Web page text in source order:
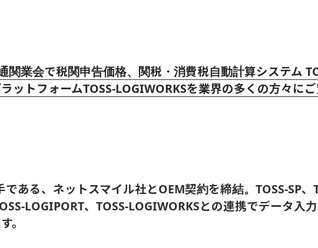
関業会で税関申告価格、関税・消費税自動計算システム
ットフォームTOSS-LOGIWORKSを業界の多くの方々に
である、ネットスマイル社とOEM契約を締結。TOSS-SP、
LOGIPORT、TOSS-LOGIWORKSとの連携でデータ入
。